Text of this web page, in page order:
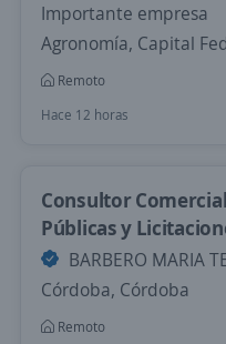
Importante empresa
Agronomía, Capital
Remoto
Hace 12 horas
Consultor
Públicas y
BARBERO MARIA
Córdoba, Córdoba
Remoto